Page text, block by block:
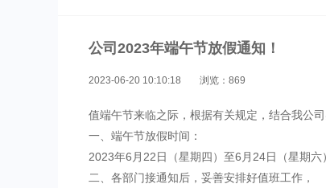
公司2023年端午节放假通知！
2023-06-20 10:10:18 浏览：869
值端午节来临之际，根据有关规定，结合我公
一、端午节放假时间：
2023年6月22日（星期四）至6月24日（星期
二、各部门接通知后，妥善安排好值班工作，